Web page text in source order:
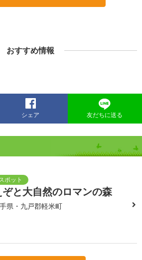
おすすめ情報
シェア 友だちに送る
ぞと大自然のロマンの森
県・九戸郡軽米町